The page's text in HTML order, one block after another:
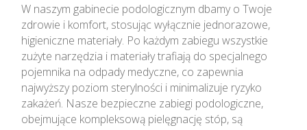
W naszym gabinecie podologicznym dbamy o Twoje
zdrowie i komfort, stosując wyłącznie jednorazowe,
higieniczne materiały. Po każdym zabiegu wszystkie
zużyte narzędzia i materiały trafiają do specjalnego
pojemnika na odpady medyczne, co zapewnia
najwyższy poziom sterylności i minimalizuje ryzyko
zakażeń. Nasze bezpieczne zabiegi podologiczne,
obejmujące kompleksową pielęgnację stóp, są